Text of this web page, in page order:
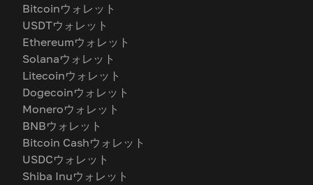
Bitcoinウォレット
USDTウォレット
Ethereumウォレット
Solanaウォレット
Litecoinウォレット
Dogecoinウォレット
Moneroウォレット
BNBウォレット
Bitcoin Cashウォレット
USDCウォレット
Shiba Inuウォレット